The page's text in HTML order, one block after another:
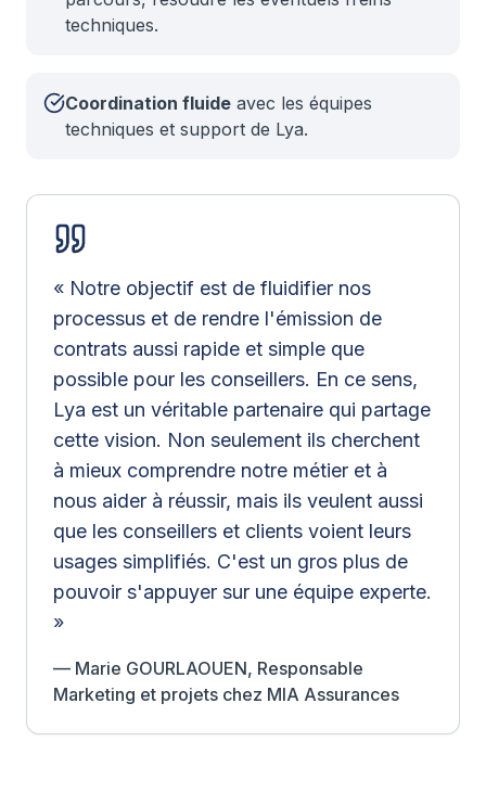
techniques.
Coordination fluide avec les équipes
techniques et support de Lya.
« Notre objectif est de fluidifier nos
processus et de rendre l'émission de
contrats aussi rapide et simple que
possible pour les conseillers. En ce sens,
Lya est un véritable partenaire qui partage
cette vision. Non seulement ils cherchent
à mieux comprendre notre métier et à
nous aider à réussir, mais ils veulent aussi
que les conseillers et clients voient leurs
usages simplifiés. C'est un gros plus de
pouvoir s'appuyer sur une équipe experte.
»
— Marie GOURLAOUEN, Responsable
Marketing et projets chez MIA Assurances